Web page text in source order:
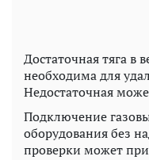
Достаточная тяга в
необходима для
Недостаточная
Подключение
оборудования без
проверки может